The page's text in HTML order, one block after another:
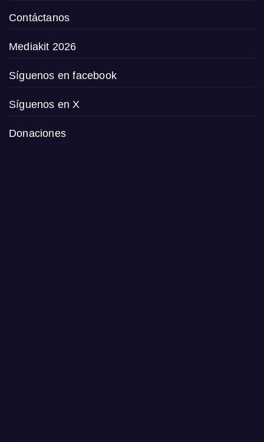
Contáctanos
Mediakit 2026
Síguenos en facebook
Síguenos en X
Donaciones